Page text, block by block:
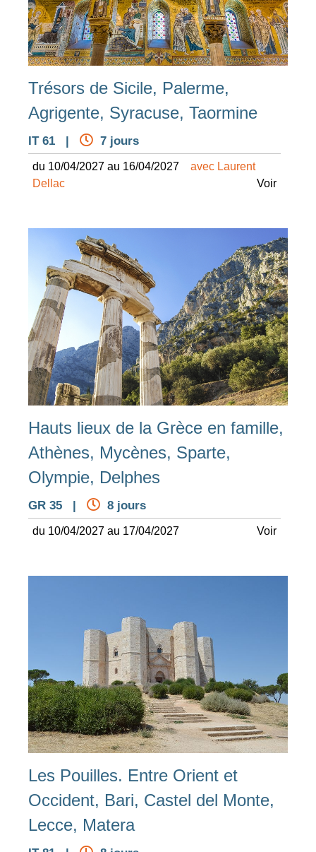
Trésors de Sicile, Palerme,
Agrigente, Syracuse, Taormine
IT 61 | 7 jours
du 10/04/2027 au 16/04/2027
avec Laurent
Dellac
Voir
Hauts lieux de la Grèce en famille,
Athènes, Mycènes, Sparte,
Olympie, Delphes
GR 35 | 8 jours
du 10/04/2027 au 17/04/2027 Voir
Les Pouilles. Entre Orient et
Occident, Bari, Castel del Monte,
Lecce, Matera